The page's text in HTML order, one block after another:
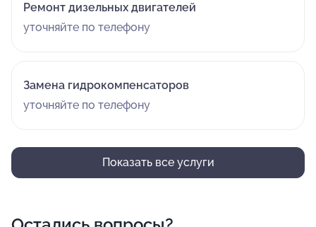
Ремонт дизельных двигателей
уточняйте по телефону
Замена гидрокомпенсаторов
уточняйте по телефону
Показать все услуги